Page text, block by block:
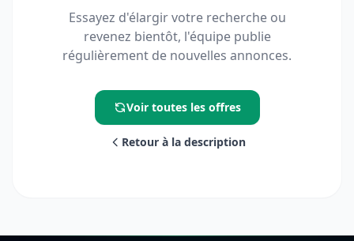
Essayez d'élargir votre recherche ou
revenez bientôt, l'équipe publie
régulièrement de nouvelles annonces.
Voir toutes les offres
Retour à la description